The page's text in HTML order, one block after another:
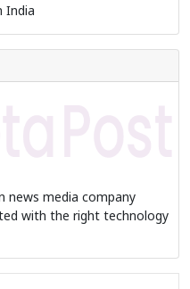
India
news media company
with the right technology